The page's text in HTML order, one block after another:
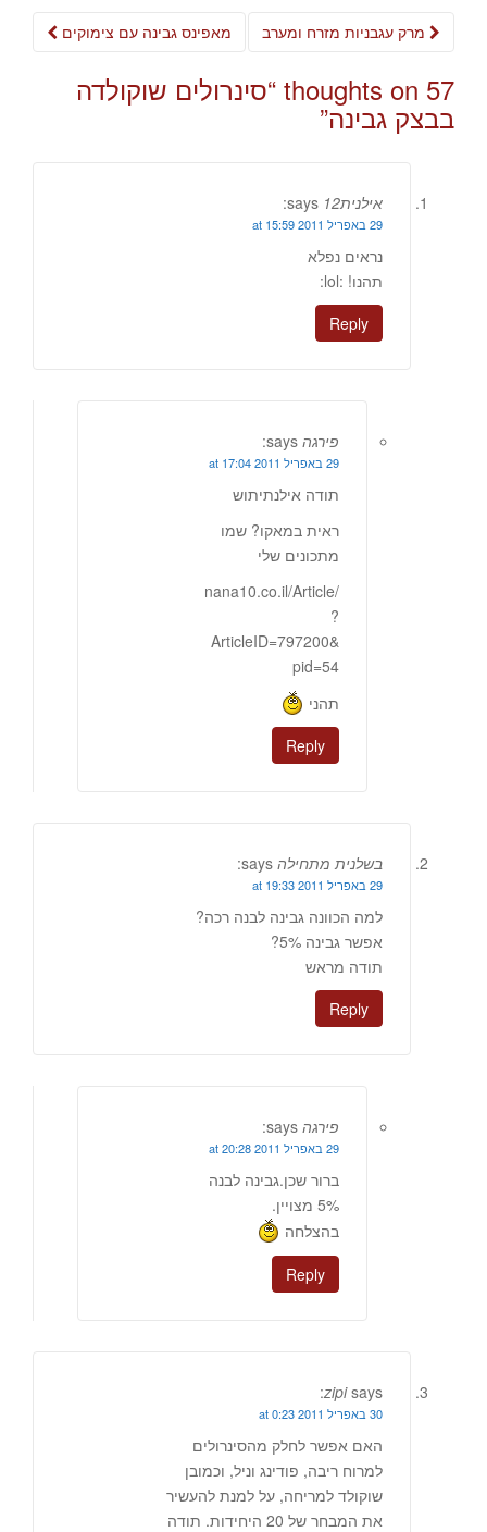
Post
מאפינס גבינה עם צימוקים
57 thoughts on “ סינרולים שוקולדה
בבצק גבינה”
אילנית12 says:
29 באפריל 2011 at 15:59
נראים נפלא
תהנו! :lol:
Reply
פירגה says:
29 באפריל 2011 at 17:04
תודה אילנתיתוש
ראית במאקו? שמו
מתכונים שלי
nana10.co.il/Article/
?
ArticleID=797200&
pid=54
תהני
Reply
בשלנית מתחילה says:
29 באפריל 2011 at 19:33
למה הכוונה גבינה לבנה רכה?
אפשר גבינה 5%?
תודה מראש
Reply
פירגה says:
29 באפריל 2011 at 20:28
ברור שכן.גבינה לבנה
5% מצויין.
בהצלחה
Reply
zipi says:
30 באפריל 2011 at 0:23
האם אפשר לחלק מהסינרולים
למרוח ריבה, פודינג וניל, וכמובן
שוקולד למריחה, על למנת להעשיר
את המבחר של 20 היחידות. תודה